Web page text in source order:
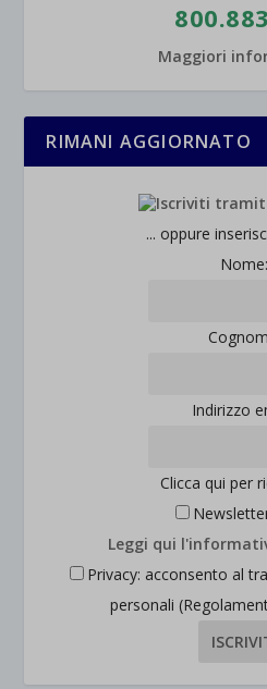
Maggiori
RIMANI AGGIORNATO
... oppure
Nome:
Indirizzo
Clicca qui per
Leggi qui
Privacy: acconsento al
personali